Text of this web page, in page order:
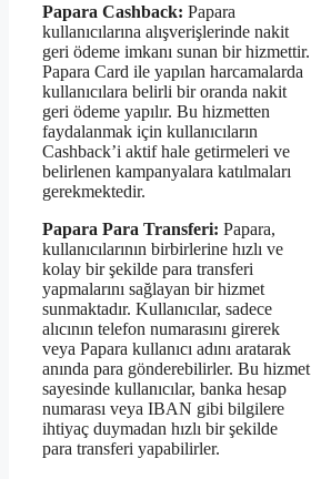
Papara Cashback: Papara
kullanıcılarına alışverişlerinde nakit
geri ödeme imkanı sunan bir hizmettir.
Papara Card ile yapılan harcamalarda
kullanıcılara belirli bir oranda nakit
geri ödeme yapılır. Bu hizmetten
faydalanmak için kullanıcıların
Cashback’i aktif hale getirmeleri ve
belirlenen kampanyalara katılmaları
gerekmektedir.
Papara Para Transferi: Papara,
kullanıcılarının birbirlerine hızlı ve
kolay bir şekilde para transferi
yapmalarını sağlayan bir hizmet
sunmaktadır. Kullanıcılar, sadece
alıcının telefon numarasını girerek
veya Papara kullanıcı adını aratarak
anında para gönderebilirler. Bu hizmet
sayesinde kullanıcılar, banka hesap
numarası veya IBAN gibi bilgilere
ihtiyaç duymadan hızlı bir şekilde
para transferi yapabilirler.